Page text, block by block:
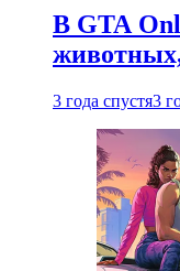
В GTA
3 года спустя3